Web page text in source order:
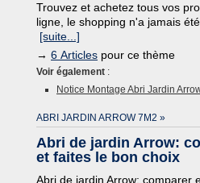
Trouvez et achetez tous vos
ligne, le shopping n'a jamais été
[suite...]
→ 6 Articles pour ce thème
Voir également :
Notice Montage Abri Jardin
ABRI JARDIN ARROW 7M2 »
Abri de jardin Arrow:
et faites le bon choix
Abri de jardin Arrow: comparer